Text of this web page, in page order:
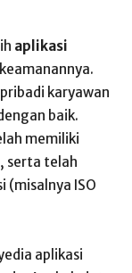
aplikasi
karyawan
baik.
memiliki
serta telah
(misalnya ISO
aplikasi